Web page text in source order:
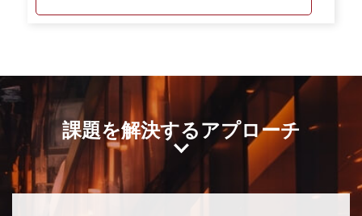
課題を解決するアプローチ